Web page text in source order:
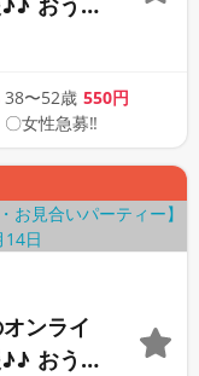
が対象
38〜52歳 550円
〇女性急募‼
ンライ
おう